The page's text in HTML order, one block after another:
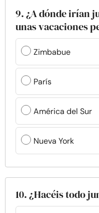
9. ¿A dónde irían
unas vacaciones
Zimbabue
París
América del Sur
Nueva York
10. ¿Hacéis todo